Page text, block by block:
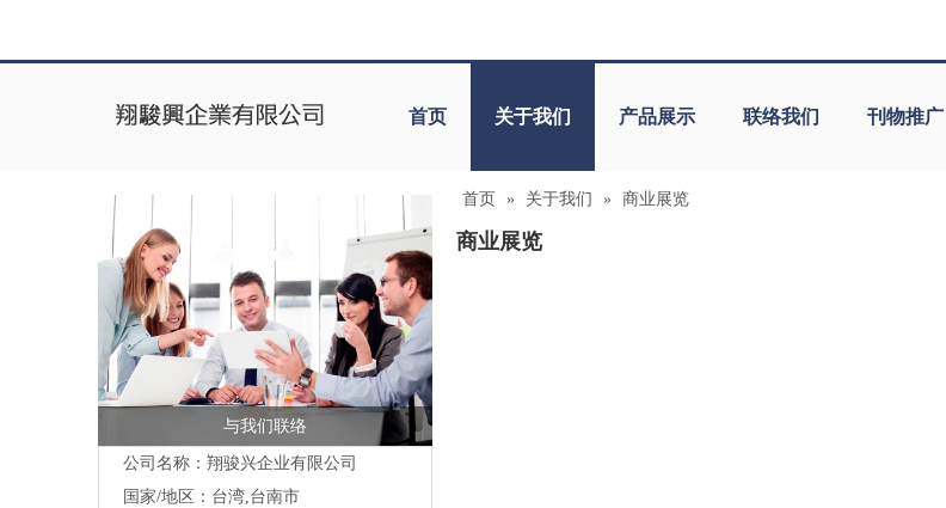
首页 关于我们 产品展示 联络我们 刊物推广
与我们联络
公司名称：翔骏兴企业有限公司
国家/地区：台湾,台南市
首页 » 关于我们 » 商业展览
商业展览